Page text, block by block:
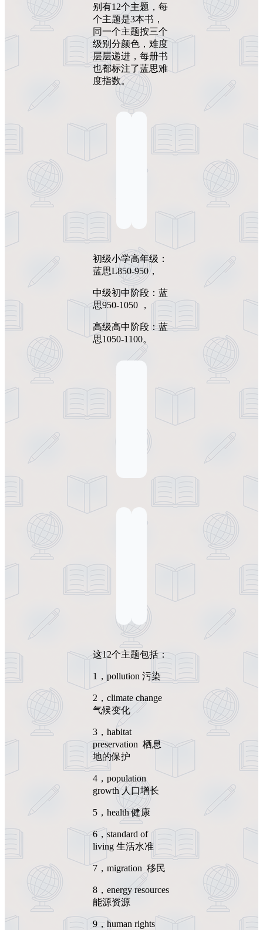
别有12个主题，每
个主题是3本书，
同一个主题按三个
级别分颜色，难度
层层递进，每册书
也都标注了蓝思难
度指数。
初级小学高年级：
蓝思L850-950，
中级初中阶段：蓝
思950-1050 ，
高级高中阶段：蓝
思1050-1100。
这12个主题包括：
1，pollution 污染
2，climate change
气候变化
3，habitat
preservation 栖息
地的保护
4，population
growth 人口增长
5，health 健康
6，standard of
living 生活水准
7，migration 移民
8，energy resources
能源资源
9，human rights